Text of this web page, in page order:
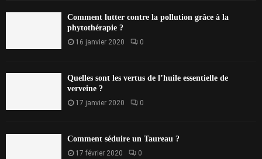
Comment lutter contre la pollution grâce à la
phytothérapie ?
16 janvier 2020 0
Quelles sont les vertus de l’huile essentielle de
verveine ?
17 janvier 2020 0
Comment séduire un Taureau ?
17 février 2020 0